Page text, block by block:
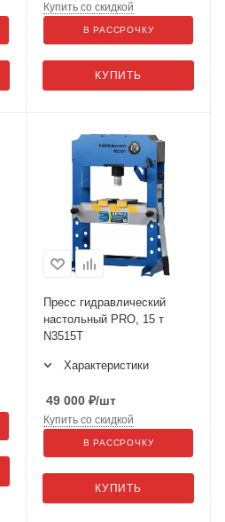
КУПИТЬ
Купить со скидкой
В РАССРОЧКУ
Пресс гидравлический
настольный PRO, 15 т
N3515T
Характеристики
49 000 ₽/шт
КУПИТЬ
Купить со скидкой
В РАССРОЧКУ